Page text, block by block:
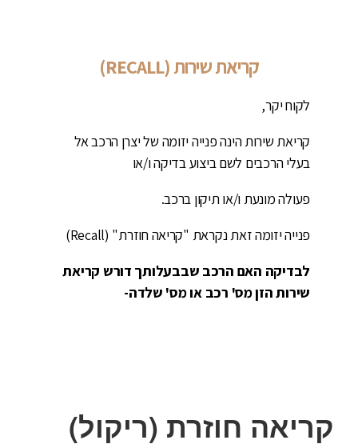
קריאת שירות (RECALL)
לקוח יקר,
קריאת שירות הינה פנייה יזומה של יצרן הרכב אל
בעלי הרכבים לשם ביצוע בדיקה ו/או
פעולה מונעת ו/או תיקון ברכב.
פנייה יזומה זאת נקראת "קריאה חוזרת" (Recall)
לבדיקה האם הרכב שבבעלותך דורש קריאת
שירות הזן מס' רכב או מס' שלדה-